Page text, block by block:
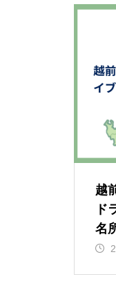
越
ド
名